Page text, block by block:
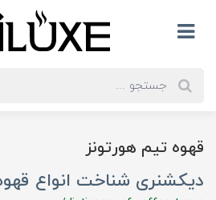
قهوه تیم هورتونز
دیکشنری شناخت انواع